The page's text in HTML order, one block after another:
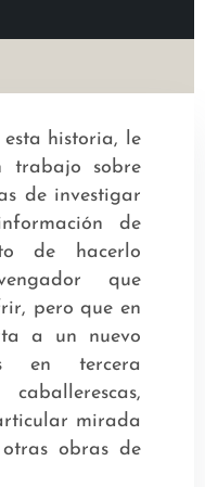
historia, le
trabajo sobre
de investigar
de
de hacerlo
que
pero que en
a un nuevo
en tercera
mirada
obras de